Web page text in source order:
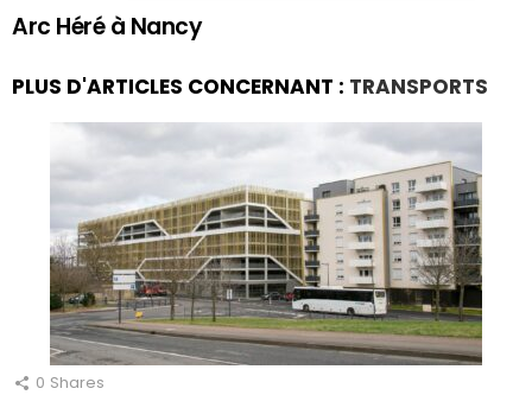
Arc Héré à Nancy
PLUS D'ARTICLES CONCERNANT : TRANSPORTS
0 Shares